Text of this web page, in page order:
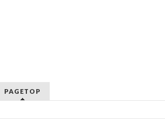
PAGETOP